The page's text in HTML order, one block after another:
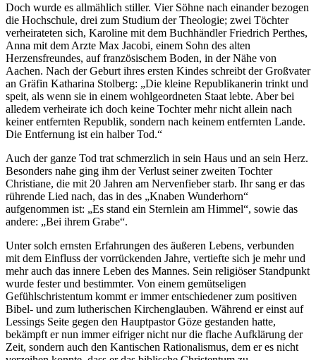
Doch wurde es allmählich stiller. Vier Söhne nach einander bezogen
die Hochschule, drei zum Studium der Theologie; zwei Töchter
verheirateten sich, Karoline mit dem Buchhändler Friedrich Perthes,
Anna mit dem Arzte Max Jacobi, einem Sohn des alten
Herzensfreundes, auf französischem Boden, in der Nähe von
Aachen. Nach der Geburt ihres ersten Kindes schreibt der Großvater
an Gräfin Katharina Stolberg: „Die kleine Republikanerin trinkt und
speit, als wenn sie in einem wohlgeordneten Staat lebte. Aber bei
alledem verheirate ich doch keine Tochter mehr nicht allein nach
keiner entfernten Republik, sondern nach keinem entfernten Lande.
Die Entfernung ist ein halber Tod.“
Auch der ganze Tod trat schmerzlich in sein Haus und an sein Herz.
Besonders nahe ging ihm der Verlust seiner zweiten Tochter
Christiane, die mit 20 Jahren am Nervenfieber starb. Ihr sang er das
rührende Lied nach, das in des „Knaben Wunderhorn“
aufgenommen ist: „Es stand ein Sternlein am Himmel“, sowie das
andere: „Bei ihrem Grabe“.
Unter solch ernsten Erfahrungen des äußeren Lebens, verbunden
mit dem Einfluss der vorrückenden Jahre, vertiefte sich je mehr und
mehr auch das innere Leben des Mannes. Sein religiöser Standpunkt
wurde fester und bestimmter. Von einem gemütseligen
Gefühlschristentum kommt er immer entschiedener zum positiven
Bibel- und zum lutherischen Kirchenglauben. Während er einst auf
Lessings Seite gegen den Hauptpastor Göze gestanden hatte,
bekämpft er nun immer eifriger nicht nur die flache Aufklärung der
Zeit, sondern auch den Kantischen Rationalismus, dem er es nicht